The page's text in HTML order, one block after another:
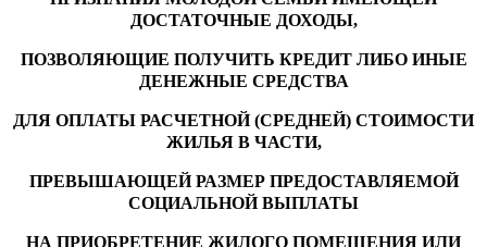
ДОСТАТОЧНЫЕ ДОХОДЫ,
ПОЗВОЛЯЮЩИЕ ПОЛУЧИТЬ КРЕДИТ ЛИБО ИНЫЕ
ДЕНЕЖНЫЕ СРЕДСТВА
ДЛЯ ОПЛАТЫ РАСЧЕТНОЙ (СРЕДНЕЙ) СТОИМОСТИ
ЖИЛЬЯ В ЧАСТИ,
ПРЕВЫШАЮЩЕЙ РАЗМЕР ПРЕДОСТАВЛЯЕМОЙ
СОЦИАЛЬНОЙ ВЫПЛАТЫ
НА ПРИОБРЕТЕНИЕ ЖИЛОГО ПОМЕЩЕНИЯ ИЛИ